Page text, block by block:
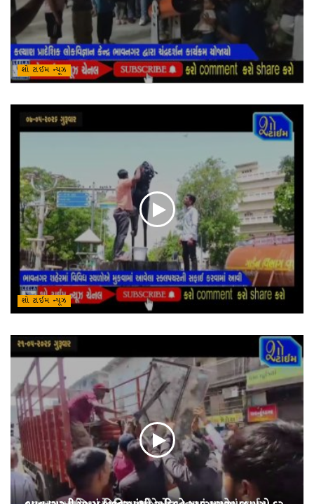
શો ટાઈમ ન્યૂઝ
શો ટાઈમ ન્યૂઝ